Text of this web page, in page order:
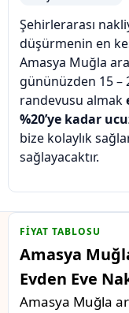
Şehirlerarası
düşürmenin en
Amasya Muğla
gününüzden 15 –
randevusu almak
%20’ye kadar
bize kolaylık
sağlayacaktır.
FIYAT TABLOSU
Amasya
Evden Eve
Amasya Muğla